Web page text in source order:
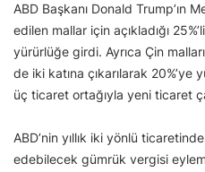
ABD Başkanı Donald Trump’ın
edilen mallar için açıkladığı
yürürlüğe girdi. Ayrıca Çin
de iki katına çıkarılarak 20%’ye
üç ticaret ortağıyla yeni ticaret
ABD’nin yıllık iki yönlü
edebilecek gümrük vergisi